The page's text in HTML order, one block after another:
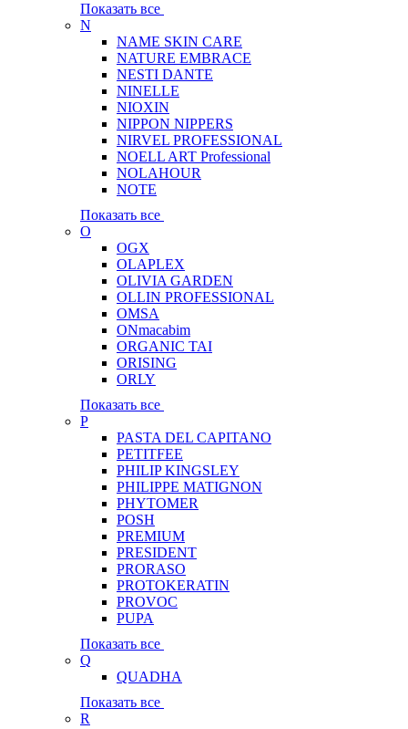
Показать все
N
NAME SKIN CARE
NATURE EMBRACE
NESTI DANTE
NINELLE
NIOXIN
NIPPON NIPPERS
NIRVEL PROFESSIONAL
NOELL ART Professional
NOLAHOUR
NOTE
Показать все
O
OGX
OLAPLEX
OLIVIA GARDEN
OLLIN PROFESSIONAL
OMSA
ONmacabim
ORGANIC TAI
ORISING
ORLY
Показать все
P
PASTA DEL CAPITANO
PETITFEE
PHILIP KINGSLEY
PHILIPPE MATIGNON
PHYTOMER
POSH
PREMIUM
PRESIDENT
PRORASO
PROTOKERATIN
PROVOC
PUPA
Показать все
Q
QUADHA
Показать все
R